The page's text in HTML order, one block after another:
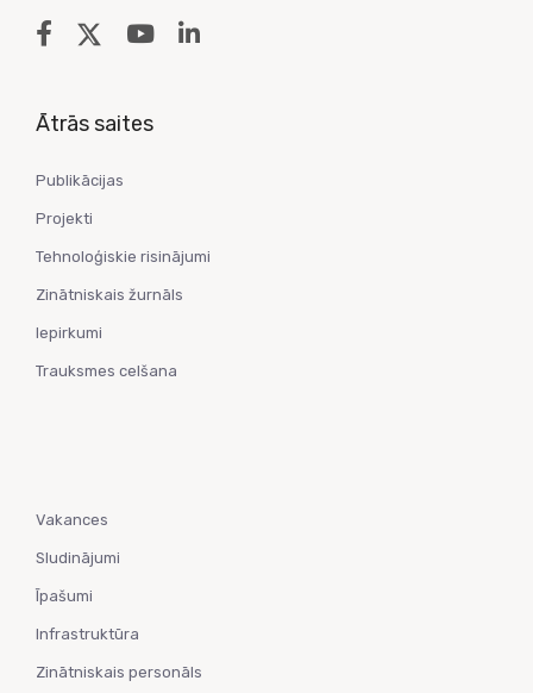
Ātrās saites
Publikācijas
Projekti
Tehnoloģiskie risinājumi
Zinātniskais žurnāls
Iepirkumi
Trauksmes celšana
Vakances
Sludinājumi
Īpašumi
Infrastruktūra
Zinātniskais personāls